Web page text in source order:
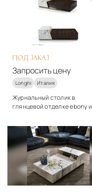
Подробнее
ПОД ЗАКАЗ
Запросить цену
Longhi Италия
Журнальный столик в
глянцевой отделке ebony и
арт-деко
Подробнее
Запросить цену